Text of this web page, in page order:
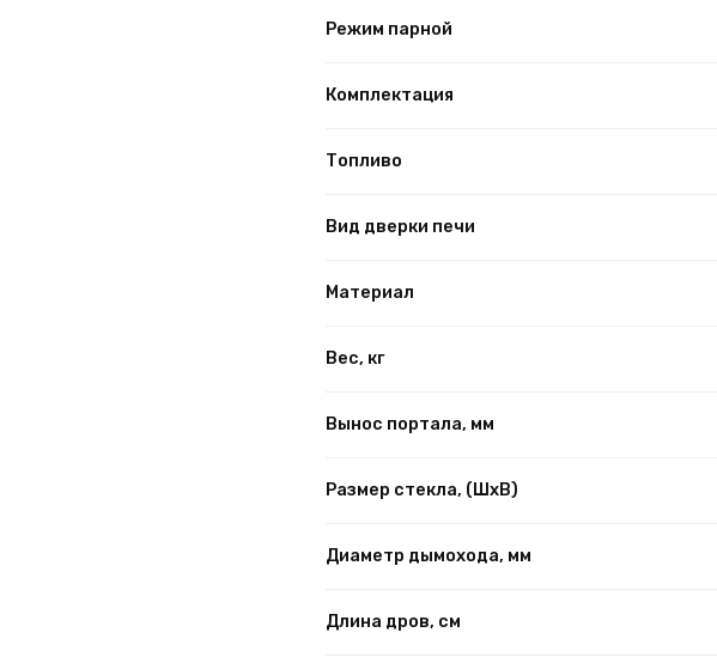
Режим парной
Комплектация
Топливо
Вид дверки печи
Материал
Вес, кг
Вынос портала, мм
Размер стекла, (ШхВ)
Диаметр дымохода, мм
Длина дров, см